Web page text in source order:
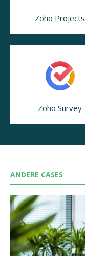
Zoho Projects
Zoho Survey
ANDERE CASES